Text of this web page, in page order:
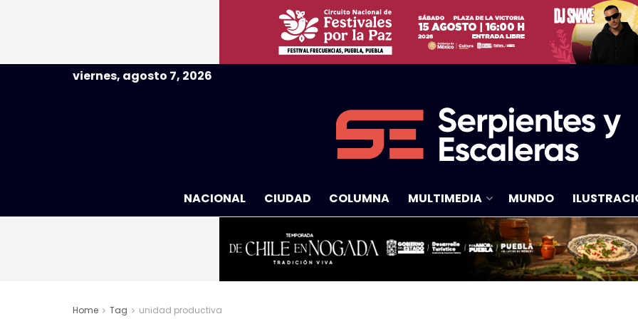
viernes, agosto 7, 2026
NACIONAL CIUDAD COLUMNA MULTIMEDIA MUNDO
Home Tag unidad productiva